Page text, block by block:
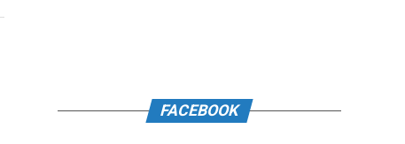
FACEBOOK